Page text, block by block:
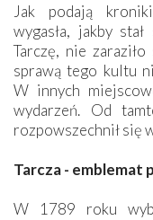
Jak podają
wygasła, jakby
Tarczę, nie
sprawą tego kultu
W innych
wydarzeń. Od
rozpowszechnił się
Tarcza - emblemat
W 1789 roku